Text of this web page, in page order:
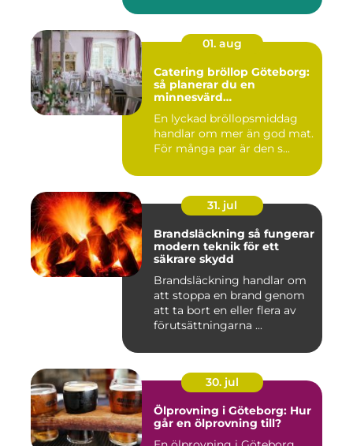
01. aug
Catering bröllop Göteborg:
så planerar du en
minnesvärd
En lyckad bröllopsmiddag
handlar om mer än god mat.
För många par är den s...
31. jul
Brandsläckning så fungerar
modern teknik för ett
säkrare skydd
Brandsläckning handlar om
att stoppa en brand genom
att ta bort en eller flera av
förutsättningarna ...
30. jul
Ölprovning i Göteborg: Hur
går en ölprovning till?